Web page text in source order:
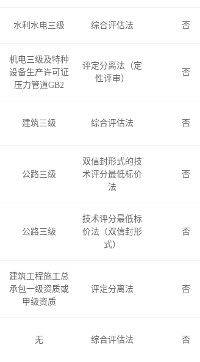
水利水电三级 综合评估法 否
机电三级及特种
设备生产许可证
压力管道GB2
评定分离法（定
性评审）
否
建筑三级 综合评估法 否
公路三级
双信封形式的技
术评分最低标价
法
否
公路三级
技术评分最低标
价法（双信封形
式）
否
建筑工程施工总
承包一级资质或
甲级资质
评定分离法 否
无 综合评估法 否